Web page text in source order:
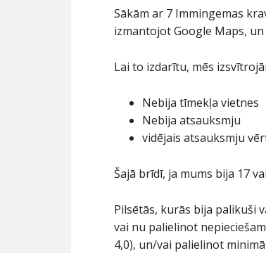
Sākām ar 7 Immingemas
izmantojot Google Maps,
Lai to izdarītu, mēs
Nebija tīmekļa vietnes
Nebija atsauksmju
vidējais atsauksmju
Šajā brīdī, ja mums bija 17
Pilsētās, kurās bija palikuši
vai nu palielinot
4,0), un/vai palielinot